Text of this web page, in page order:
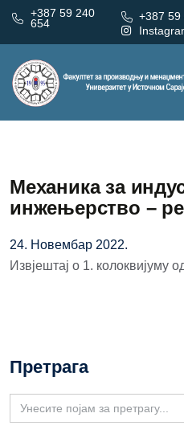
+387 59 240
654
+387 59
Механика за
инжењерство –
24. Новембар 2022.
Извјештај о 1. колоквијуму
Претрага
Search
for: